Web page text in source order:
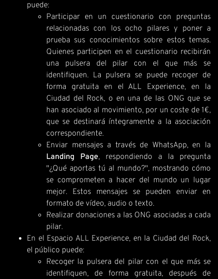
puede:
Participar en un cuestionario con preguntas
relacionadas con los ocho pilares y poner a
prueba sus conocimientos sobre estos temas.
Quienes participen en el cuestionario recibirán
una pulsera del pilar con el que más se
identifiquen. La pulsera se puede recoger de
forma gratuita en el ALL Experience, en la
Ciudad del Rock, o en una de las ONG que se
han asociado al movimiento, por un coste de 1€,
que se destinará íntegramente a la asociación
correspondiente.
Enviar mensajes a través de WhatsApp, en la
Landing Page, respondiendo a la pregunta
"¿Qué aportas tú al mundo?", mostrando cómo
se comprometen a hacer del mundo un lugar
mejor. Estos mensajes se pueden enviar en
formato de vídeo, audio o texto.
Realizar donaciones a las ONG asociadas a cada
pilar.
En el Espacio ALL Experience, en la Ciudad del Rock,
el público puede:
Recoger la pulsera del pilar con el que más se
identifiquen, de forma gratuita, después de